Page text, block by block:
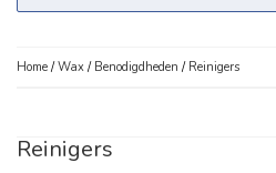
Home /Wax / Benodigdheden / Reinigers
Reinigers